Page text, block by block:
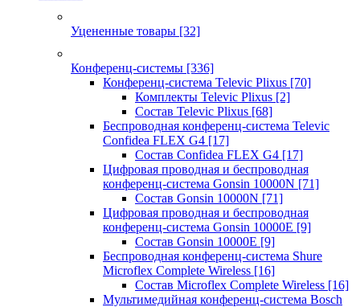
Уцененные товары [32]
Конференц-системы [336]
Конференц-система Televic Plixus [70]
Комплекты Televic Plixus [2]
Состав Televic Plixus [68]
Беспроводная конференц-система Televic
Confidea FLEX G4 [17]
Состав Confidea FLEX G4 [17]
Цифровая проводная и беспроводная
конференц-система Gonsin 10000N [71]
Состав Gonsin 10000N [71]
Цифровая проводная и беспроводная
конференц-система Gonsin 10000E [9]
Состав Gonsin 10000E [9]
Беспроводная конференц-система Shure
Microflex Complete Wireless [16]
Состав Microflex Complete Wireless [16]
Мультимедийная конференц-система Bosch